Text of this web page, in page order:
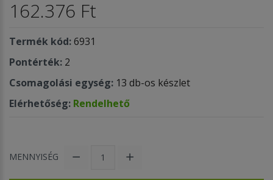
162.376 Ft
Termék kód:6931
Pontérték: 2
Csomagolási egység: 13 db-os készlet
Elérhetőség: Rendelhető
MENNYISÉG